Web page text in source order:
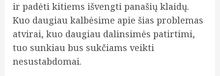
ir padėti kitiems išvengti panašių klaidų.
Kuo daugiau kalbėsime apie šias problemas
atvirai, kuo daugiau dalinsimės patirtimi,
tuo sunkiau bus sukčiams veikti
nesustabdomai.